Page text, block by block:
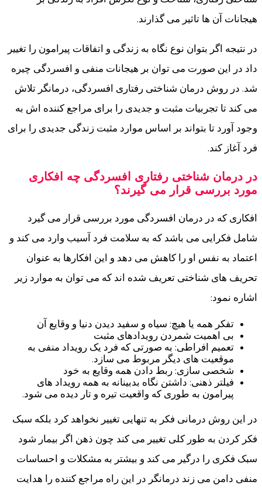
هیجانات آن ها تاثیر می گذارند.
در نتیجه اگر بتوان نوع نگاه به زندگی و اتفاقات پیرامون را تغییر
داد در این صورت می توان بر هیجانات منفی و افسردگی چیره
شد. در روش درمان شناختی رفتاری افسردگی، درمانگر تلاش
می کند تا تجربیات مثبت و جدیدی را برای مراجع کننده اش به
وجود آورد تا بتواند بر اساس موارد مثبت زندگی جدیدی را برای
فرد آغاز کند.
در درمان شناختی رفتاری افسردگی چه افکاری
مورد بررسی قرار می گیرند؟
افکاری که در درمان افسردگی مورد بررسی قرار می گیرد
شامل فکرایی می باشد که به سلامت فرد آسیب وارد می کند و
اعتماد به نفس او را کاهش می دهد و این افکارها به عنوان
تحریف های شناختی تعریف شده اند که می توان به موارد زیر
اشاره نمود:
تفکر همه یا هیچ: سیاه و سفید دیدن دنیا و وقایع آن
بی اهمیت شمردن رویدادهای مثبت
تعمیم افراطی: به صورتی که فرد یک رویداد منفی به
موقعیت های دیگر مربوط می سازد.
شخصی سازی: ربط دادن همه وقایع به خود
فیلتر ذهنی: داشتن نگاه بدبینانه به همه رویداد های
پیرامون به طوری که واقعیت تیره و تار دیده می شود.
در این روش درمانی فکر به تنهایی تغییر نخواهد کرد بلکه سبک
فکر کردن به طور کلی تغییر می کند چون ذهن اگر بیمار شود
سبک فکری را درگیر می کند و بیشتر به مشکلات و احساسات
منفی دامن می زند درمانگر در این راه مراجع کننده را هدایت